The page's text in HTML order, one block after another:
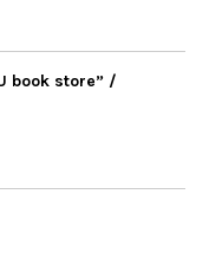
book store” /